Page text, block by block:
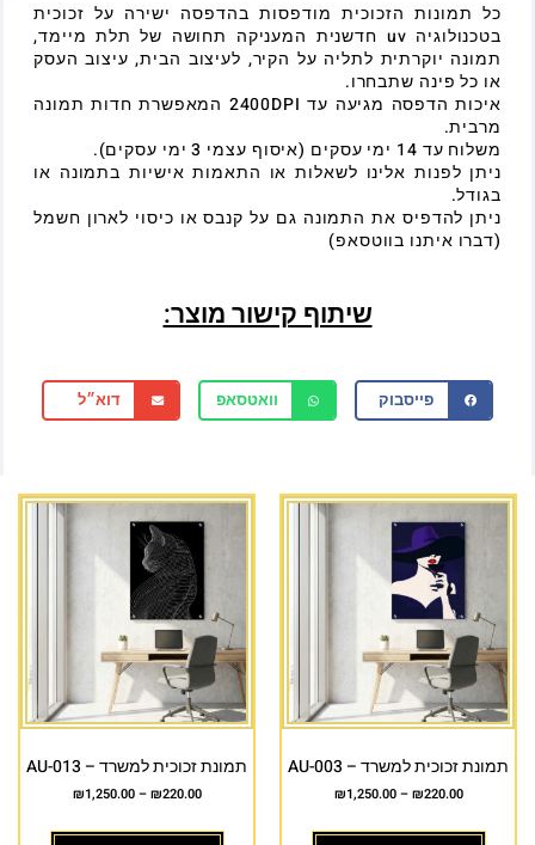
כל תמונות הזכוכית מודפסות בהדפסה ישירה על זכוכית
בטכנולוגיה uv חדשנית המעניקה תחושה של תלת מיימד,
תמונה יוקרתית לתליה על הקיר, לעיצוב הבית, עיצוב העסק
או כל פינה שתבחרו.
איכות הדפסה מגיעה עד 2400DPI המאפשרת חדות תמונה
מרבית.
משלוח עד 14 ימי עסקים (איסוף עצמי 3 ימי עסקים).
ניתן לפנות אלינו לשאלות או התאמות אישיות בתמונה או
בגודל.
ניתן להדפיס את התמונה גם על קנבס או כיסוי לארון חשמל
(דברו איתנו בווטסאפ)
שיתוף קישור מוצר:
פייסבוק וואטסאפ דוא״ל
תמונת זכוכית למשרד – AU-003
₪220.00
–
₪1,250.00
תמונת זכוכית למשרד – AU-013
₪220.00
–
₪1,250.00